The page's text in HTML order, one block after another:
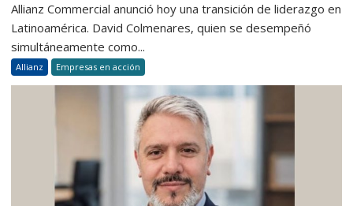
una
transición
en
Allianz Commercial anunció hoy una transición de liderazgo en
Latinoamérica. David Colmenares, quien se desempeñó
simultáneamente como...
Allianz Empresas en acción